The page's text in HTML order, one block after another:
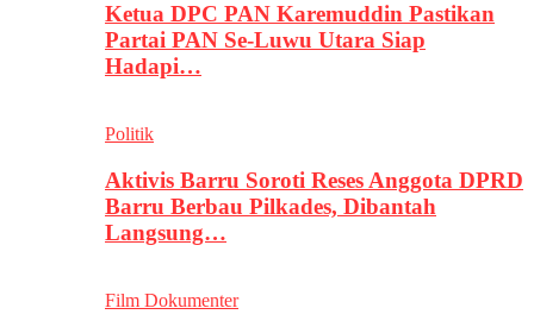
Ketua DPC PAN Karemuddin Pastikan
Partai PAN Se-Luwu Utara Siap
Hadapi…
Politik
Aktivis Barru Soroti Reses Anggota DPRD
Barru Berbau Pilkades, Dibantah
Langsung…
Film Dokumenter